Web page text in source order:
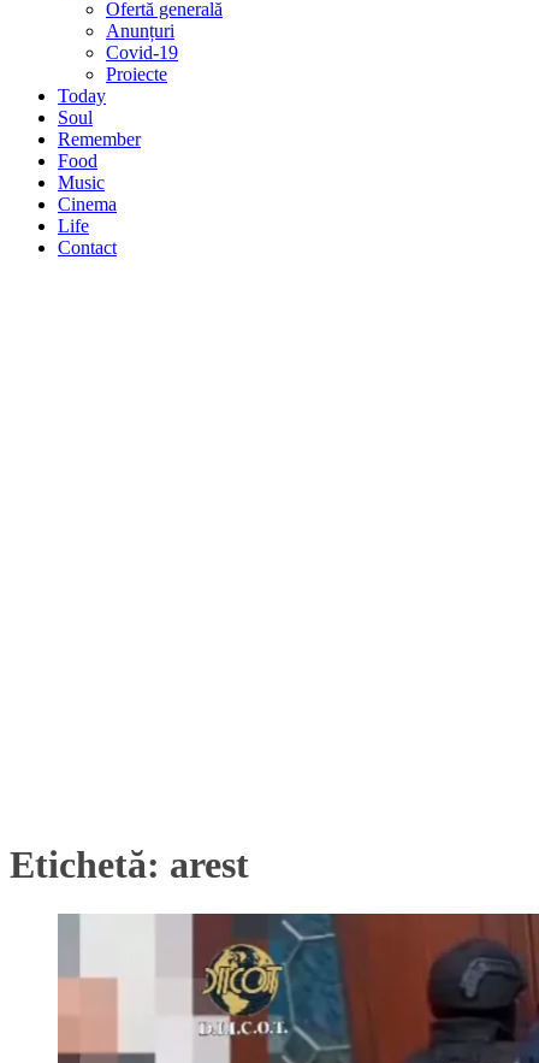
Ofertă generală
Anunțuri
Covid-19
Proiecte
Today
Soul
Remember
Food
Music
Cinema
Life
Contact
Etichetă: arest